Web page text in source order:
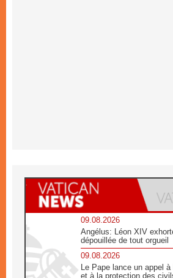
09.08.2026
Angélus: Léon XIV
dépouillée de tout orgueil
09.08.2026
Le Pape lance un appel
et à la protection des